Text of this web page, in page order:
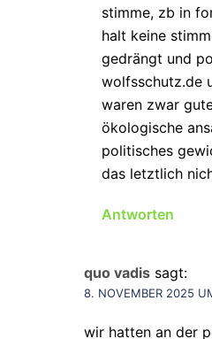
stimme, zb in
halt keine
gedrängt und
wolfsschutz.de
waren zwar
ökologische
politisches
das letztlich
Antworten
quo vadis sagt:
8. NOVEMBER 2025
wir hatten an der